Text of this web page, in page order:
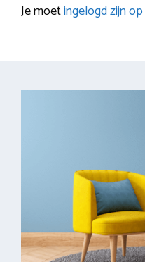
Je moetingelogd zijn op